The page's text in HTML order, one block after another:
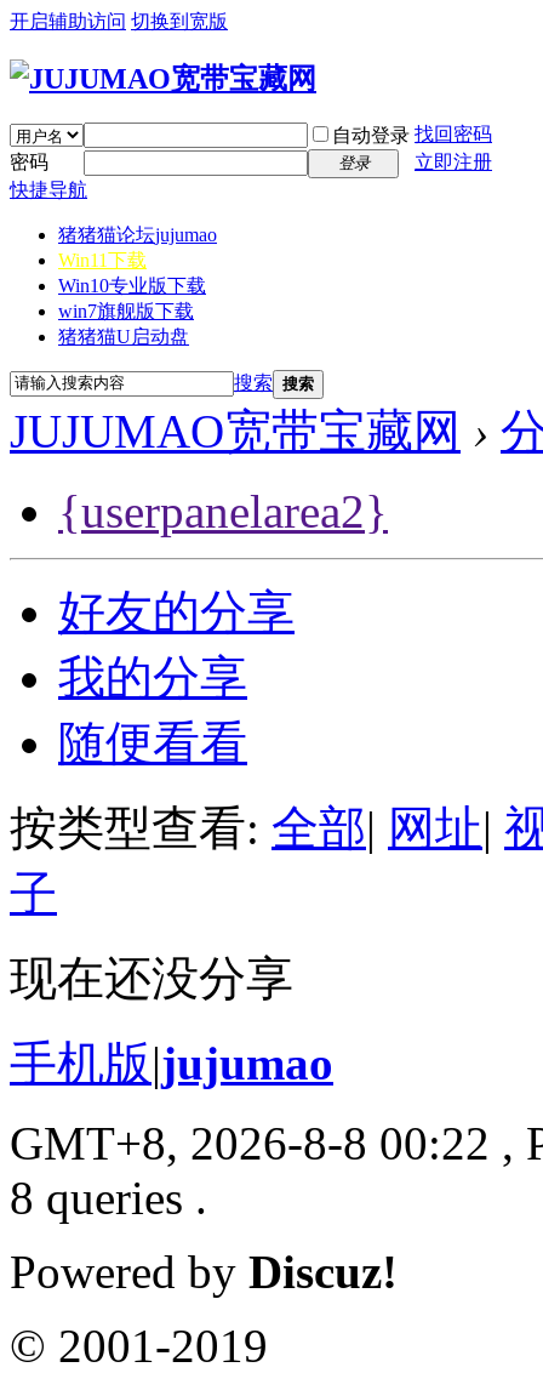
开启辅助访问 切换到宽版
自动登录 找回密码
密码
登录
立即注册
快捷导航
猪猪猫论坛jujumao
Win11下载
Win10专业版下载
win7旗舰版下载
猪猪猫U启动盘
搜索 搜索
JUJUMAO宽带宝藏网 ›
{userpanelarea2}
好友的分享
我的分享
随便看看
按类型查看: 全部| 网址|
子
现在还没分享
手机版|jujumao
GMT+8, 2026-8-8 00:22 ,
8 queries .
Powered by Discuz!
© 2001-2019